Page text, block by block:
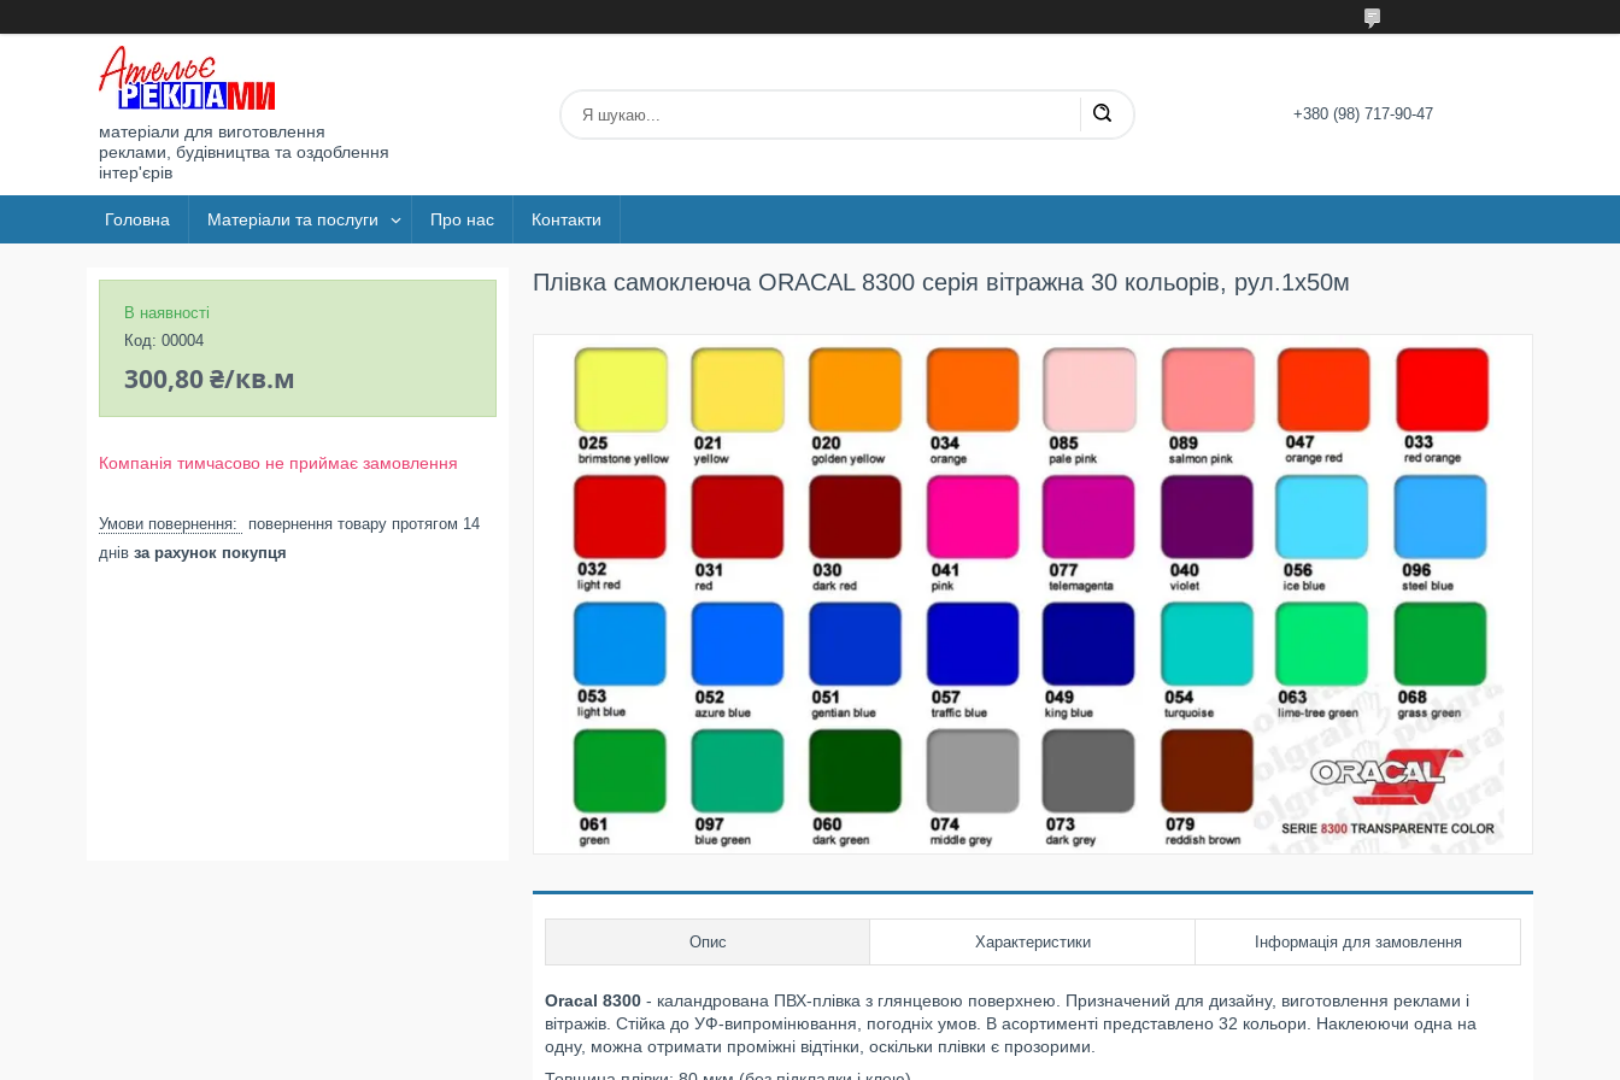
матеріали для виготовлення
реклами, будівництва та оздоблення
інтер'єрів
+380 (98) 717-90-47
Головна Матеріали та послуги Про нас Контакти
Плівка самоклеюча ORACAL 8300 серія вітражна 30 кольорів, рул.1х50м
Опис Характеристики Інформація для замовлення
Oracal 8300 - каландрована ПВХ-плівка з глянцевою поверхнею. Призначений для дизайну, виготовлення реклами і
вітражів. Стійка до УФ-випромінювання, погодніх умов. В асортименті представлено 32 кольори. Наклеюючи одна на
одну, можна отримати проміжні відтінки, оскільки плівки є прозорими.
В наявності
Код: 00004
300,80 ₴/кв.м
Компанія тимчасово не приймає замовлення
повернення товару протягом 14
днів за рахунок покупця